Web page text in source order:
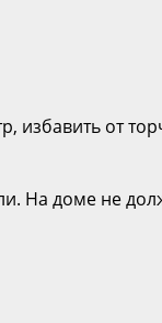
от
На доме не